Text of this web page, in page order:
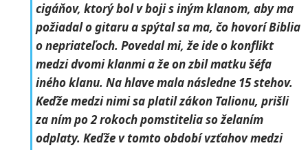
cigáňov, ktorý bol v boji s iným klanom, aby ma
požiadal o gitaru a spýtal sa ma, čo hovorí Biblia
o nepriateľoch. Povedal mi, že ide o konflikt
medzi dvomi klanmi a že on zbil matku šéfa
iného klanu. Na hlave mala následne 15 stehov.
Keďže medzi nimi sa platil zákon Talionu, prišli
za ním po 2 rokoch pomstitelia so želaním
odplaty. Keďže v tomto období vzťahov medzi